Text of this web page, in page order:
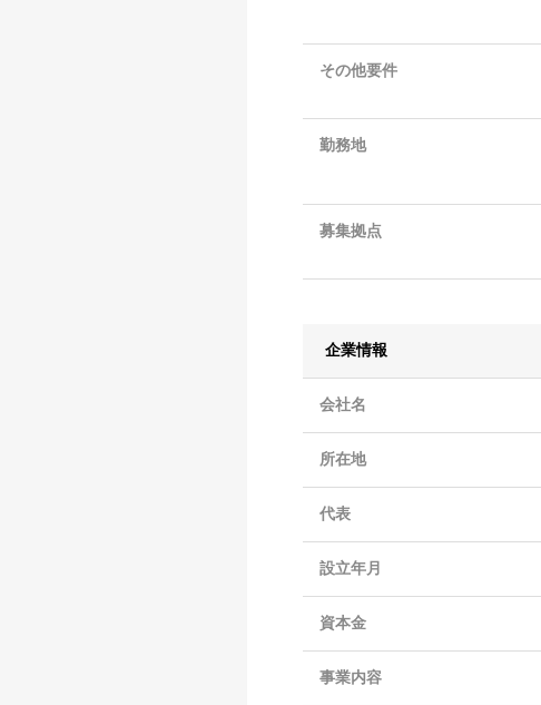
その他要件
勤務地
募集拠点
企業情報
会社名
所在地
代表
設立年月
資本金
事業内容